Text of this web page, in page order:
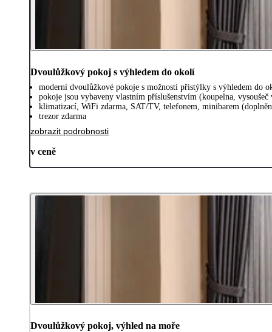
Dvoulůžkový pokoj s výhledem do okolí
moderní dvoulůžkové pokoje s možností přistýlky s výhledem do
pokoje jsou vybaveny vlastním příslušenstvím (koupelna, vysoušeč
klimatizací, WiFi zdarma, SAT/TV, telefonem, minibarem
trezor zdarma
zobrazit podrobnosti
v ceně
Dvoulůžkový pokoj, výhled na moře